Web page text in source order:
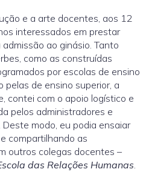
e a arte docentes, aos 12
interessados em prestar
ao ginásio. Tanto
como as construídas
por escolas de ensino
pelas de ensino superior, a
contei com o apoio logístico e
pelos administradores e
modo, eu podia ensaiar
compartilhando as
outros colegas docentes –
das Relações Humanas.